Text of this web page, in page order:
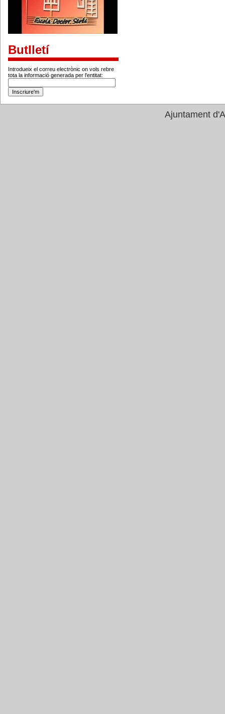
Butlletí
Introdueix el correu electrònic on vols rebre
tota la informació generada per l'entitat:
Ajuntament